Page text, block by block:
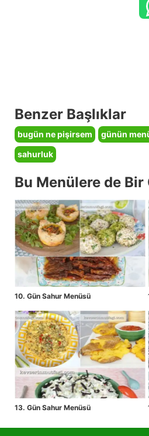
Benzer Başlıklar
bugün ne pişirsem günün
sahurluk
Bu Menülere de Bir
10. Gün Sahur Menüsü
13. Gün Sahur Menüsü